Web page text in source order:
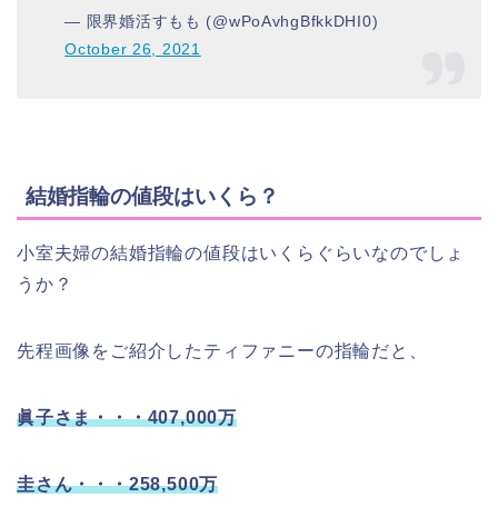
— 限界婚活すもも (@wPoAvhgBfkkDHI0)
October 26, 2021
結婚指輪の値段はいくら？
小室夫婦の結婚指輪の値段はいくらぐらいなのでしょ
うか？
先程画像をご紹介したティファニーの指輪だと、
眞子さま・・・407,000万
圭さん・・・258,500万